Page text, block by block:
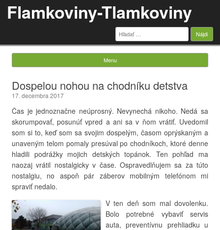
Flamkoviny-Tlamkoviny
Hľadať:
Menu
Dospelou nohou na chodníku detstva
17. decembra 2017
Čas je jednoznačne neúprosný. Nevynechá nikoho. Nedá sa
skorumpovať, posunúť vpred a ani sa v ňom vrátiť. Uvedomil
som si to, keď som sa svojim dospelým, časom oprýskaným a
unaveným telom pomaly presúval po chodníkoch, ktoré denne
hladili podrážky mojich detských topánok. Ten pohľad ma
naozaj vrátil nostalgicky v čase. Ospravedlňujem sa za túto
nostalgiu, no aspoň pár záberov mobilným telefónom mi
spraviť nedalo.
V ten deň som mal dovolenku.
Bolo potrebné vybaviť servis
auta, preventívnu prehliadku u